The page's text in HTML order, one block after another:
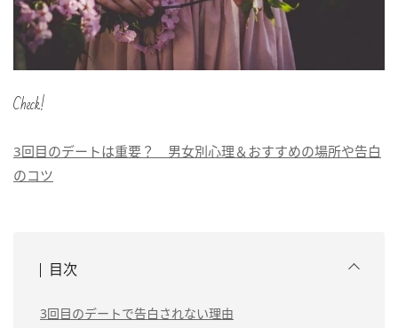
Check!
3回目のデートは重要？ 男女別心理＆おすすめの場所や告白
のコツ
目次
3回目のデートで告白されない理由